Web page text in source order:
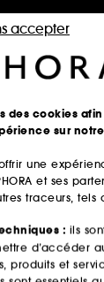
magasin
en 2h
plus
dès 60€ en
l'offre
en
plus
des cookies
sur
une
et ses
traceurs, tels
: ils
d’accéder
produits et
accepter